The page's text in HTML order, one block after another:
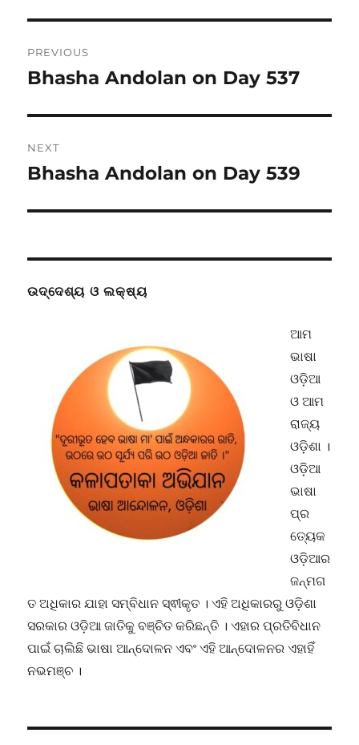
navigation
PREVIOUS
Previous
Bhasha Andolan on Day 537
NEXT
Next
Bhasha Andolan on Day 539
ଉଦ୍ଦେଶ୍ୟ ଓ ଲକ୍ଷ୍ୟ
ଆମ
ଭାଷା
ଓଡ଼ିଆ
ଓ ଆମ
ରାଜ୍ୟ
ଓଡ଼ିଶା ।
ଓଡ଼ିଆ
ଭାଷା
ପ୍ର
ତ୍ୟେକ
ଓଡ଼ିଆର
ଜନ୍ମଗ
ତ ଅଧିକାର ଯାହା ସମ୍ବିଧାନ ସ୍ଵୀକୃତ । ଏହି ଅଧିକାରରୁ ଓଡ଼ିଶା
ସରକାର ଓଡ଼ିଆ ଜାତିକୁ ବଞ୍ଚିତ କରିଛନ୍ତି । ଏହାର ପ୍ରତିବିଧାନ
ପାଇଁ ଚାଲିଛି ଭାଷା ଆନ୍ଦୋଳନ ଏବଂ ଏହି ଆନ୍ଦୋଳନର ଏହାହିଁ
ନଭମଞ୍ଚ ।